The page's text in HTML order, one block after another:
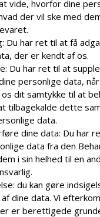
vide, hvorfor dine
der vil ske med
Du har ret til at få
der er kendt af os.
Du har ret til at
personlige data,
dit samtykke til at
tilbagekalde dette
data.
dine data: Du har
data fra den
i sin helhed til en
du kan gøre
af ​​dine data. Vi
er berettigede